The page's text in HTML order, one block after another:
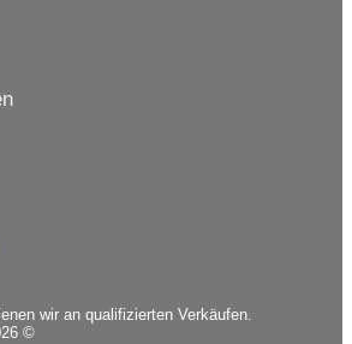
wir an qualifizierten Verkäufen.
©